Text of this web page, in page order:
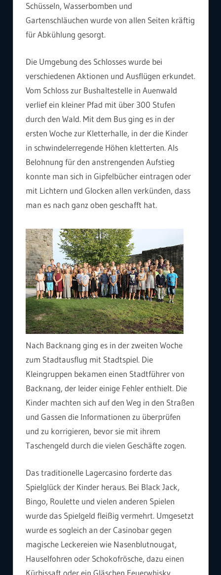
Schüsseln, Wasserbomben und
Gartenschläuchen wurde von allen Seiten kräftig
für Abkühlung gesorgt.
Die Umgebung des Schlosses wurde bei
verschiedenen Aktionen und Ausflügen erkundet.
Vom Schloss zur Bushaltestelle in Auenwald
verlief ein kleiner Pfad mit über 300 Stufen
durch den Wald. Mit dem Bus ging es in der
ersten Woche zur Kletterhalle, in der die Kinder
in schwindelerregende Höhen kletterten. Als
Belohnung für den anstrengenden Aufstieg
konnte man sich in Gipfelbücher eintragen oder
mit Lichtern und Glocken allen verkünden, dass
man es nach ganz oben geschafft hat.
Nach Backnang ging es in der zweiten Woche
zum Stadtausflug mit Stadtspiel. Die
Kleingruppen bekamen einen Stadtführer von
Backnang, der leider einige Fehler enthielt. Die
Kinder machten sich auf den Weg in den Straßen
und Gassen die Informationen zu überprüfen
und zu korrigieren, bevor sie mit ihrem
Taschengeld durch die vielen Geschäfte zogen.
Das traditionelle Lagercasino forderte das
Spielglück der Kinder heraus. Bei Black Jack,
Bingo, Roulette und vielen anderen Spielen
wurde das Spielgeld fleißig vermehrt. Umgesetzt
wurde es sogleich an der Casinobar gegen
magische Leckereien wie Nasenblutnougat,
Hauselfohren oder Schokofrösche, dazu einen
Kürbissaft oder ein Gläschen Feuerwhisky.